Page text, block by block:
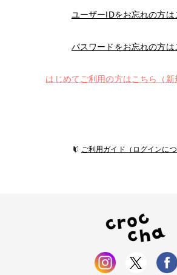
ユーザーIDをお忘れの方は
パスワードをお忘れの方は
はじめてご利用の方はこちら（新
ご利用ガイド（ログインにつ